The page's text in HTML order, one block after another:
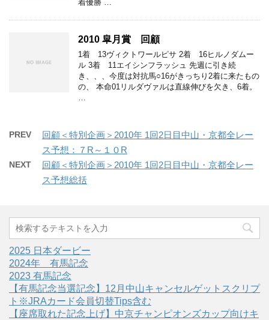
着優勝 …
2010 皐月賞 回顧
1着 13ヴィクトワールピサ 2着 16ヒルノダムー
ル 3着 11エイシンフラッシュ 先週に引き続
き、、、今度は対抗馬○16がきっちり2着に来たもの
の、 本命01リルダヴァルは直線伸びを欠き、6着。
PREV
回顧＜特別企画＞2010年 1回2日目中山・京都全レー
ス予想：７R～１０R
NEXT
回顧＜特別企画＞2010年 1回2日目中山・京都全レー
ス予想総括
2025 日本ダービー
2024年 有馬記念
2023 有馬記念
【有馬記念当選記念】12月中山キャンセルゲットスクリプ
ト※JRAカード会員切替Tips含む
【座席取れた記念上げ】中京チャンピオンズカップ向けキ